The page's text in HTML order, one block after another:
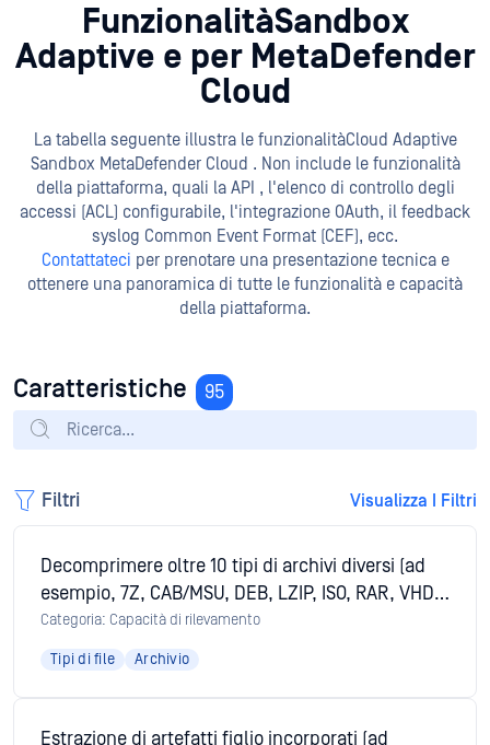
FunzionalitàSandbox
Adaptive e per MetaDefender
Cloud
La tabella seguente illustra le funzionalitàCloud Adaptive
Sandbox MetaDefender Cloud . Non include le funzionalità
della piattaforma, quali la API , l'elenco di controllo degli
accessi (ACL) configurabile, l'integrazione OAuth, il feedback
syslog Common Event Format (CEF), ecc.
Contattateci per prenotare una presentazione tecnica e
ottenere una panoramica di tutte le funzionalità e capacità
della piattaforma.
Caratteristiche 95
Filtri Visualizza I Filtri
Decomprimere oltre 10 tipi di archivi diversi (ad
esempio, 7Z, CAB/MSU, DEB, LZIP, ISO, RAR, VHD,
ZIP).
Categoria: Capacità di rilevamento
Tipi di file Archivio
Estrazione di artefatti figlio incorporati (ad